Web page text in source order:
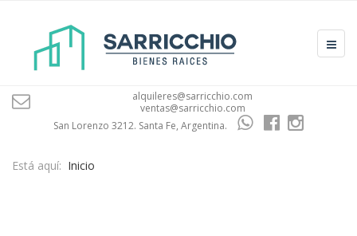
alquileres@sarricchio.com
ventas@sarricchio.com
San Lorenzo 3212. Santa Fe, Argentina.
Está aquí: Inicio